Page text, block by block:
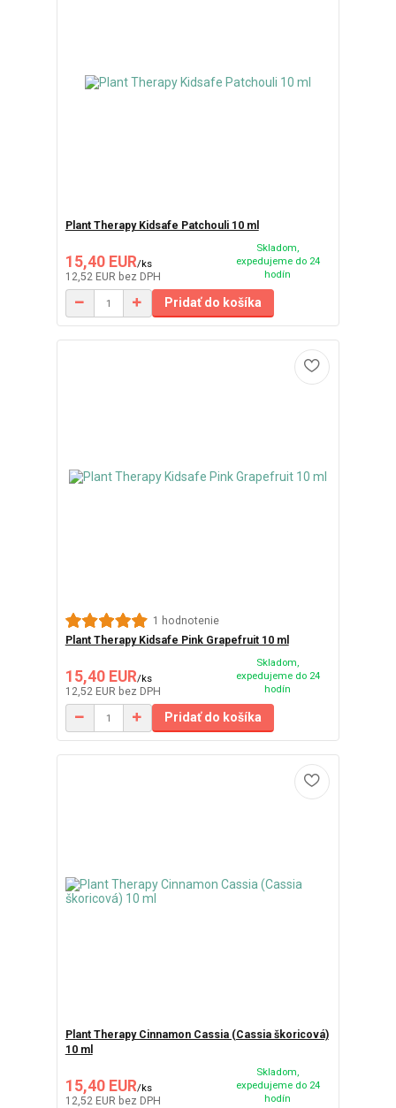
Plant Therapy Kidsafe Patchouli 10 ml
15,40 EUR/ks
12,52 EUR bez DPH
Skladom,
expedujeme do 24
hodín
Pridať do košíka
1 hodnotenie
Plant Therapy Kidsafe Pink Grapefruit 10 ml
15,40 EUR/ks
12,52 EUR bez DPH
Skladom,
expedujeme do 24
hodín
Pridať do košíka
Plant Therapy Cinnamon Cassia (Cassia škoricová)
10 ml
15,40 EUR/ks
12,52 EUR bez DPH
Skladom,
expedujeme do 24
hodín